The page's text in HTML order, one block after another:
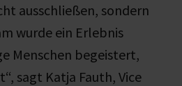
ausschließen, sondern
wurde ein Erlebnis
Menschen begeistert,
sagt Katja Fauth, Vice